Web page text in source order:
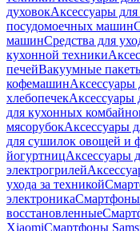
духовокАксессуары
посудомоечных машин
машинСредства для
кухонной техники
печейВакуумные
кофемашинАксессуары
хлебопечекАксессуары
для кухонных
мясорубокАксессуары
для сушилок овощей и
йогуртницАксессуары
электрогрилей
ухода за техникой
электроникаСмартфоны
восстановленные
XiaomiСмартфоны